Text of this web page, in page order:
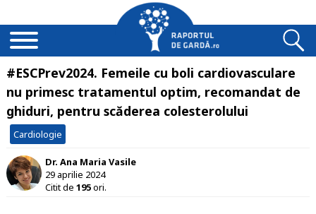
#ESCPrev2024. Femeile cu boli cardiovasculare
nu primesc tratamentul optim, recomandat de
ghiduri, pentru scăderea colesterolului
Cardiologie
Dr. Ana Maria Vasile
29 aprilie 2024
Citit de 195ori.